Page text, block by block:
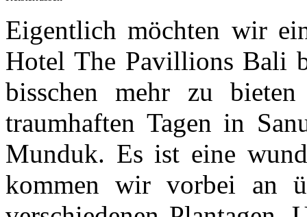
Eigentlich möchten wir
Hotel The Pavillions Bali
bisschen mehr zu
traumhaften Tagen in
Munduk. Es ist eine
kommen wir vorbei an